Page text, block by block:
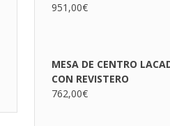
951,00€
MESA DE CENTRO
CON REVISTERO
762,00€